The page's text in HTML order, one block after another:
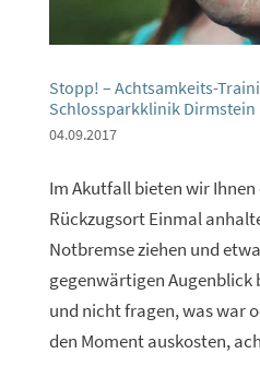
Stopp! – Achtsamkeits-
Schlossparkklinik Dirmstein
04.09.2017
Im Akutfall bieten wir
Rückzugsort Einmal
Notbremse ziehen und
gegenwärtigen Augenblick
und nicht fragen, was war
den Moment auskosten,